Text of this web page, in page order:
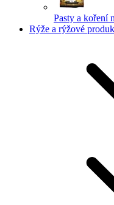
Pasty a koření
Rýže a rýžové